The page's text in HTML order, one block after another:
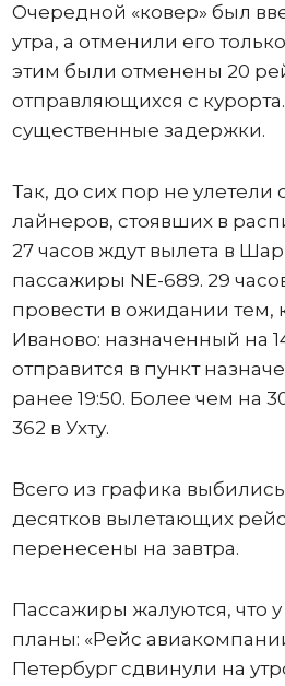
Очередной «ковер» был
утра, а отменили его
этим были отменены 20
отправляющихся с
существенные задержки.
Так, до сих пор не улетели
лайнеров, стоявших в
27 часов ждут вылета в
пассажиры NE-689. 29
провести в ожидании тем,
Иваново: назначенный на
отправится в пункт
ранее 19:50. Более чем на
362 в Ухту.
Всего из графика
десятков вылетающих
перенесены на завтра.
Пассажиры жалуются, что
планы: «Рейс
Петербург сдвинули на